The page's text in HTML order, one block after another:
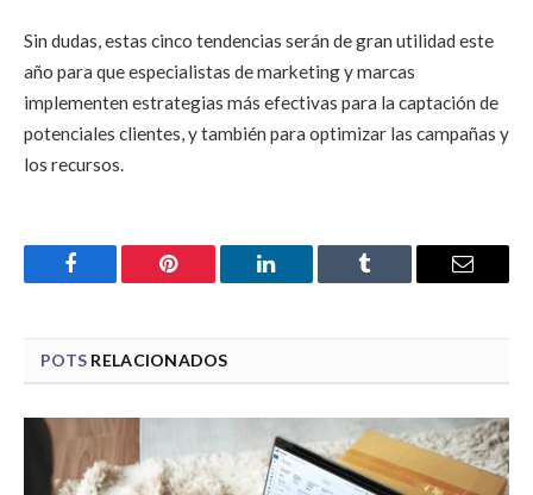
Sin dudas, estas cinco tendencias serán de gran utilidad este
año para que especialistas de marketing y marcas
implementen estrategias más efectivas para la captación de
potenciales clientes, y también para optimizar las campañas y
los recursos.
Facebook Pinterest LinkedIn Tumblr Email
POTS RELACIONADOS